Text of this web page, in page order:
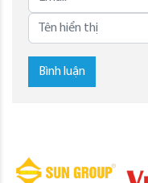
Bình luận